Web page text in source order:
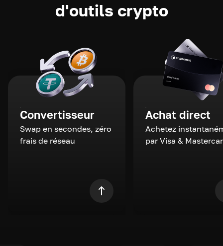
d'outils crypto
Convertisseur
Swap en secondes, zéro
frais de réseau
Achat direct
Achetez
par Visa &